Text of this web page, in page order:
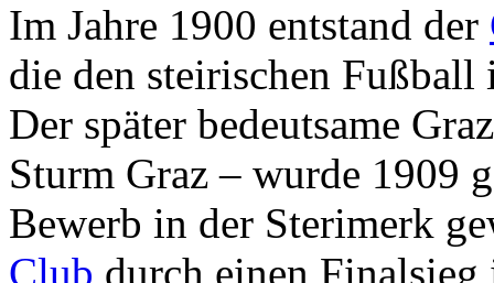
Im Jahre 1900 entstand der
die den steirischen Fußball
Der später bedeutsame
Sturm Graz – wurde 1909
Bewerb in der Sterimerk
Club durch einen Finalsieg